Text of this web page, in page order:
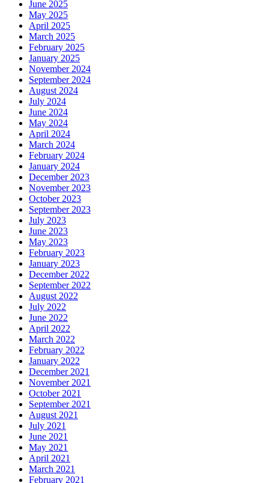
June 2025
May 2025
April 2025
March 2025
February 2025
January 2025
November 2024
September 2024
August 2024
July 2024
June 2024
May 2024
April 2024
March 2024
February 2024
January 2024
December 2023
November 2023
October 2023
September 2023
July 2023
June 2023
May 2023
February 2023
January 2023
December 2022
September 2022
August 2022
July 2022
June 2022
April 2022
March 2022
February 2022
January 2022
December 2021
November 2021
October 2021
September 2021
August 2021
July 2021
June 2021
May 2021
April 2021
March 2021
February 2021